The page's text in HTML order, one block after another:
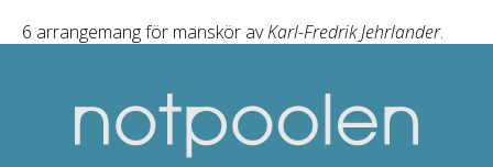
6 arrangemang för manskör avKarl-Fredrik Jehrlander.